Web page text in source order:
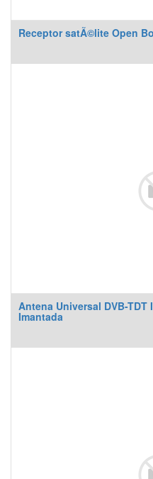
Receptor satÃ©lite Open
Antena Universal DVB-
Imantada